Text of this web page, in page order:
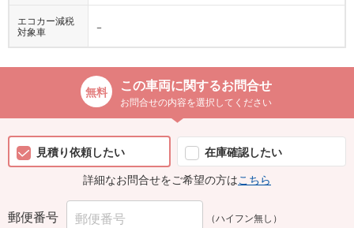
エコカー減税
対象車
−
この車両に関するお問合せ
お問合せの内容を選択してください
見積り依頼したい
在庫確認したい
詳細なお問合せをご希望の方はこちら
郵便番号 （ハイフン無し）